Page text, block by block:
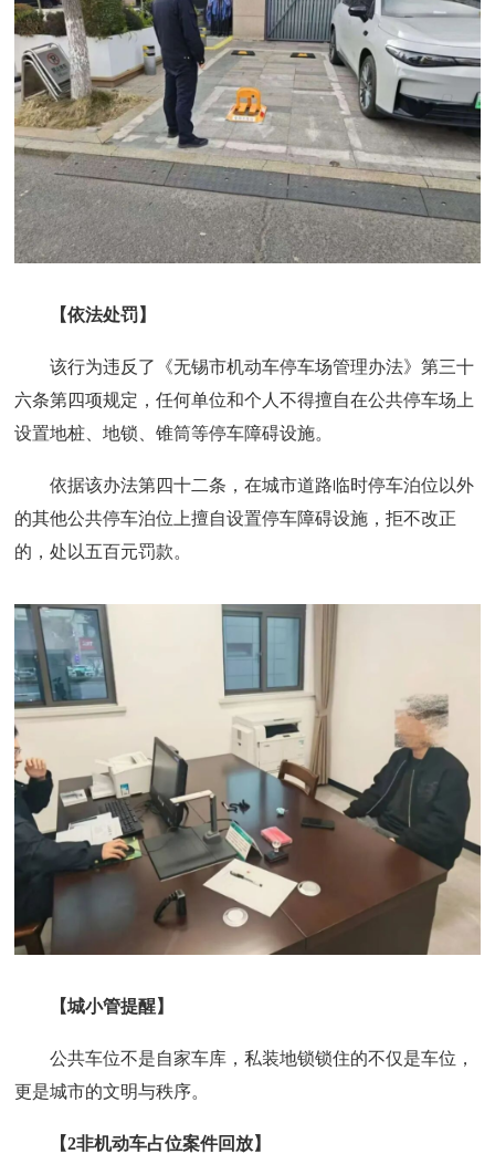
【依法处罚】
该行为违反了《无锡市机动车停车场管理办法》第三十
六条第四项规定，任何单位和个人不得擅自在公共停车场上
设置地桩、地锁、锥筒等停车障碍设施。
依据该办法第四十二条，在城市道路临时停车泊位以外
的其他公共停车泊位上擅自设置停车障碍设施，拒不改正
的，处以五百元罚款。
【城小管提醒】
公共车位不是自家车库，私装地锁锁住的不仅是车位，
更是城市的文明与秩序。
【2非机动车占位案件回放】